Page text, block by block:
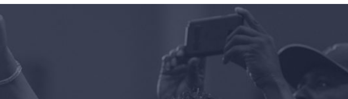
Shop
Pulse
Su
Acción